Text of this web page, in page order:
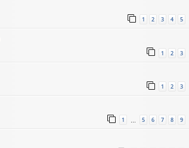
1 2 3 4 5
1 2 3
1 2 3
1 5 6 7 8 9